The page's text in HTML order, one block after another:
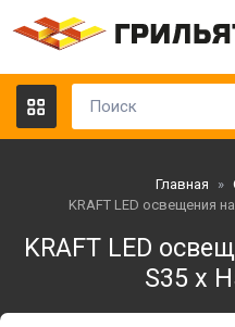
Главная »
KRAFT LED освещения
KRAFT LED
S35 x